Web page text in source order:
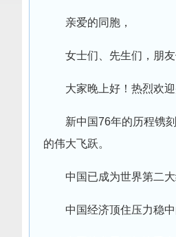
亲爱的同胞，
女士们、先生们，朋友
大家晚上好！热烈欢
新中国76年的历程镌
的伟大飞跃。
中国已成为世界第二
中国经济顶住压力稳